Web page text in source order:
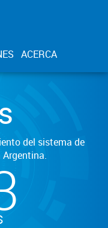
ACERCA
del sistema de